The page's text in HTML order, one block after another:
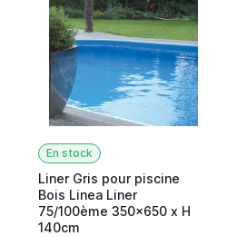
En stock
Liner Gris pour piscine
Bois Linea Liner
75/100ème 350x650 x H
140cm